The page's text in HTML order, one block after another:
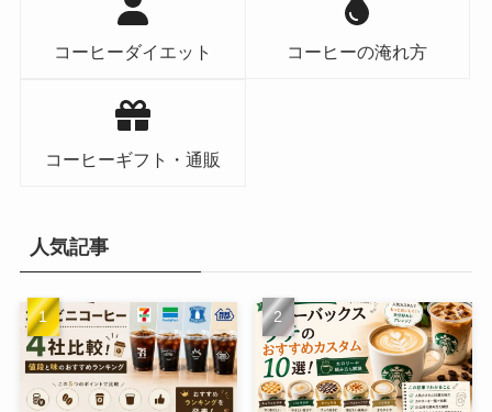
コーヒーダイエット コーヒーの淹れ方
コーヒーギフト・通販
人気記事